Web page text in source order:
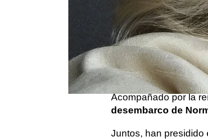
Elena Boluda
Publicado:05 de junio de 2024,
A pesar de que la
preocupación, el
actos
Acompañado por la
desembarco de
Juntos, han presidido